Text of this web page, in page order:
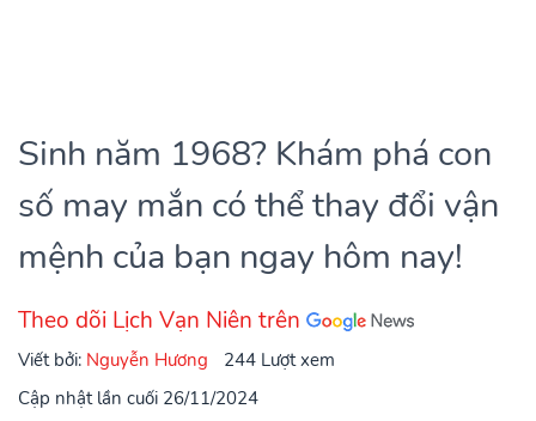
Sinh năm 1968? Khám phá con
số may mắn có thể thay đổi vận
mệnh của bạn ngay hôm nay!
Theo dõi Lịch Vạn Niên trên
Viết bởi: Nguyễn Hương
244 Lượt xem
Cập nhật lần cuối 26/11/2024